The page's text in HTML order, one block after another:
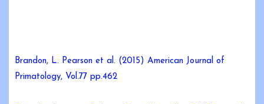
Brandon, L. Pearson et al. (2015) American Journal of
Primatology, Vol.77 pp.462